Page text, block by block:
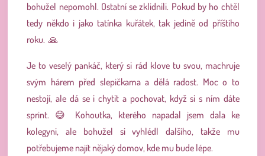
bohužel nepomohl. Ostatní se zklidnili. Pokud by ho chtěl
tedy někdo i jako tatínka kuřátek, tak jedině od příštího
roku. 🙏
Je to veselý pankáč, který si rád klove tu svou, machruje
svým hárem před slepičkama a dělá radost. Moc o to
nestojí, ale dá se i chytit a pochovat, když si s ním dáte
sprint. 😅 Kohoutka, kterého napadal jsem dala ke
kolegyni, ale bohužel si vyhlédl dalšího, takže mu
potřebujeme najít nějaký domov, kde mu bude lépe.